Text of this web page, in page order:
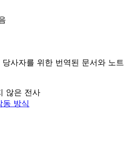
사자를 위한 번역된 문서와 노트
않은 전사
동 방식